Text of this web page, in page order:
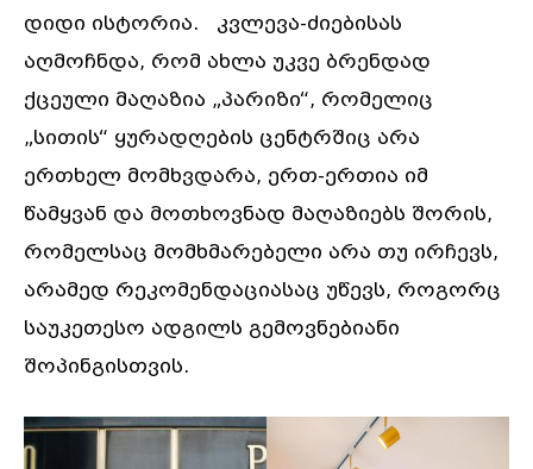
დიდი ისტორია. კვლევა-ძიებისას
აღმოჩნდა, რომ ახლა უკვე ბრენდად
ქცეული მაღაზია „პარიზი“, რომელიც
„სითის“ ყურადღების ცენტრშიც არა
ერთხელ მომხვდარა, ერთ-ერთია იმ
წამყვან და მოთხოვნად მაღაზიებს შორის,
რომელსაც მომხმარებელი არა თუ ირჩევს,
არამედ რეკომენდაციასაც უწევს, როგორც
საუკეთესო ადგილს გემოვნებიანი
შოპინგისთვის.